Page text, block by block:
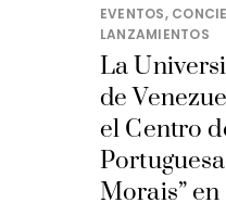
EVENTOS,
LANZAMIENTOS
La
de
el Centro
Morais”